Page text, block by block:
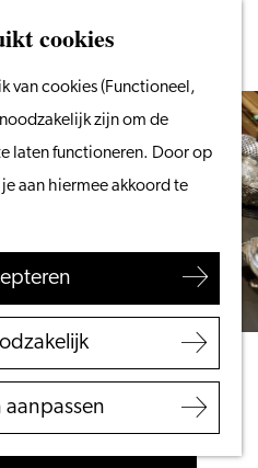
cookies
van cookies (Functioneel,
zijn om de
laten functioneren. Door op
aan hiermee akkoord te
aanpassen
ZoekenVanaf het water
wandelen
Winkelen
Eten & drinken
Met kinderen
VVV Leiden
Bereikbaarheid
Regio Leiden
Zoeken
De